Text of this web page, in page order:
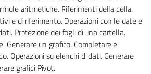
aritmetiche. Riferimenti della cella.
e di riferimento. Operazioni con le date e
Protezione dei fogli di una cartella.
Generare un grafico. Completare e
Operazioni su elenchi di dati. Generare
grafici Pivot.